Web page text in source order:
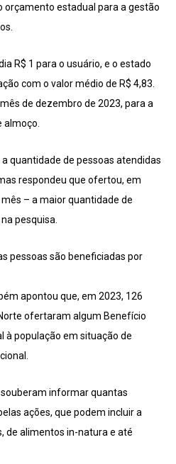
orçamento estadual para a gestão
R$ 1 para o usuário, e o estado
com o valor médio de R$ 4,83.
de dezembro de 2023, para a
quantidade de pessoas atendidas
respondeu que ofertou, em
– a maior quantidade de
pesquisa.
pessoas são beneficiadas por
apontou que, em 2023, 126
ofertaram algum Benefício
à população em situação de
informar quantas
ações, que podem incluir a
de alimentos in-natura e até